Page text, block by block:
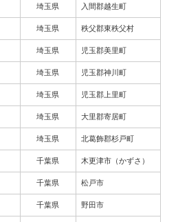
埼玉県 入間郡越生町
埼玉県 秩父郡東秩父村
埼玉県 児玉郡美里町
埼玉県 児玉郡神川町
埼玉県 児玉郡上里町
埼玉県 大里郡寄居町
埼玉県 北葛飾郡杉戸町
千葉県 木更津市（かずさ）
千葉県 松戸市
千葉県 野田市